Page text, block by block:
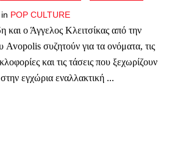
in POP CULTURE
ο Άγγελος Κλειτσίκας από την
Avopolis συζητούν για τα ονόματα, τις
και τις τάσεις που ξεχωρίζουν
εγχώρια εναλλακτική ...